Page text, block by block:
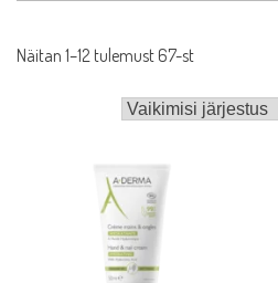
Näitan 1–12 tulemust 67-st